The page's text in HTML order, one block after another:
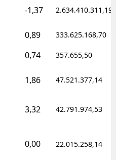
-1,37 2.634.410.311,19
0,89 333.625.168,70
0,74 357.655,50
1,86 47.521.377,14
3,32 42.791.974,53
0,00 22.015.258,14